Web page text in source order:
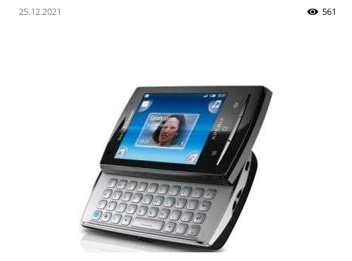
25.12.2021 561